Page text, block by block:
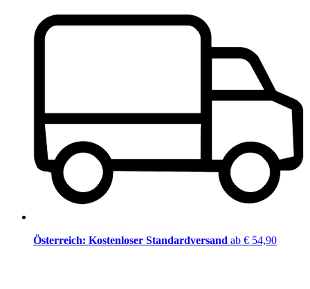
Österreich: Kostenloser Standardversand ab € 54,90